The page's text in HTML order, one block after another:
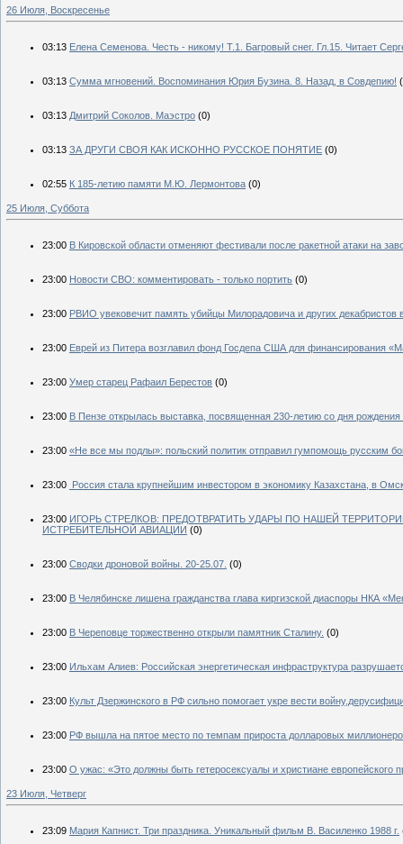
26 Июля, Воскресенье
03:13 Елена Семенова. Честь - никому! Т.1. Багровый снег. Гл.15. Читает
03:13 Сумма мгновений. Воспоминания Юрия Бузина. 8. Назад, в Совдепию!
03:13 Дмитрий Соколов. Маэстро (0)
03:13 ЗА ДРУГИ СВОЯ КАК ИСКОННО РУССКОЕ ПОНЯТИЕ (0)
02:55 К 185-летию памяти М.Ю. Лермонтова (0)
25 Июля, Суббота
23:00 В Кировской области отменяют фестивали после ракетной атаки на
23:00 Новости СВО: комментировать - только портить (0)
23:00 РВИО увековечит память убийцы Милорадовича и других декабристов
23:00 Еврей из Питера возглавил фонд Госдепа США для финансирования
23:00 Умер старец Рафаил Берестов (0)
23:00 В Пензе открылась выставка, посвященная 230-летию со дня рождения
23:00 «Не все мы подлы»: польский политик отправил гумпомощь русским
23:00 Россия стала крупнейшим инвестором в экономику Казахстана, в
23:00 ИГОРЬ СТРЕЛКОВ: ПРЕДОТВРАТИТЬ УДАРЫ ПО НАШЕЙ
ИСТРЕБИТЕЛЬНОЙ АВИАЦИИ (0)
23:00 Сводки дроновой войны. 20-25.07. (0)
23:00 В Челябинске лишена гражданства глава киргизской диаспоры НКА
23:00 В Череповце торжественно открыли памятник Сталину. (0)
23:00 Ильхам Алиев: Российская энергетическая инфраструктура
23:00 Культ Дзержинского в РФ сильно помогает укре вести
23:00 РФ вышла на пятое место по темпам прироста долларовых
23:00 О ужас: «Это должны быть гетеросексуалы и христиане европейского
23 Июля, Четверг
23:09 Мария Капнист. Три праздника. Уникальный фильм В. Василенко 1988 г.